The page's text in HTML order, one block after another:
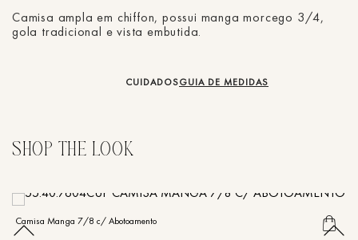
Camisa ampla em chiffon, possui manga morcego 3/4,
gola tradicional e vista embutida.
CUIDADOSGUIA DE MEDIDAS
Camisa Manga 7/8 c/ Abotoamento